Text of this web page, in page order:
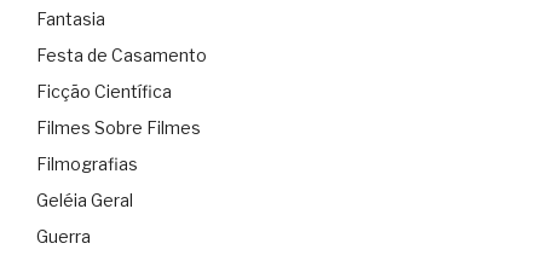
Fantasia
Festa de Casamento
Ficção Científica
Filmes Sobre Filmes
Filmografias
Geléia Geral
Guerra